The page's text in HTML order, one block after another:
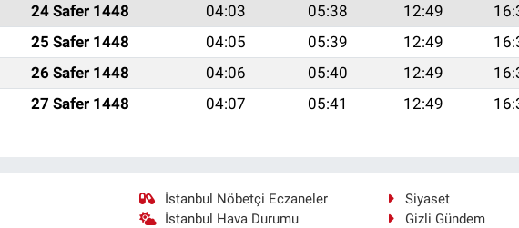
24 Safer 1448 04:03 05:38 12:49
25 Safer 1448 04:05 05:39 12:49
26 Safer 1448 04:06 05:40 12:49
27 Safer 1448 04:07 05:41 12:49
İstanbul Nöbetçi Eczaneler
İstanbul Hava Durumu
Siyaset
Gizli Gündem